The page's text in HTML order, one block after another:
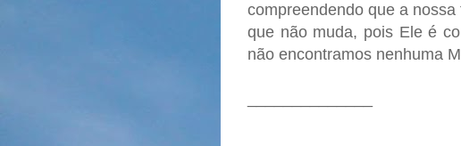
compreendendo que a
que não muda, pois Ele é
não encontramos nenhuma